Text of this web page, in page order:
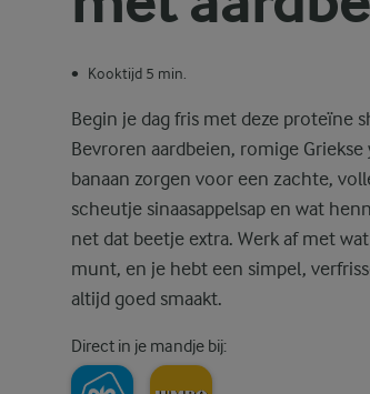
• Kooktijd 5 min.
Begin je dag fris met deze proteïne
Bevroren aardbeien, romige
banaan zorgen voor een zachte,
scheutje sinaasappelsap en wat
net dat beetje extra. Werk af met
munt, en je hebt een simpel,
altijd goed smaakt.
Direct in je mandje bij: